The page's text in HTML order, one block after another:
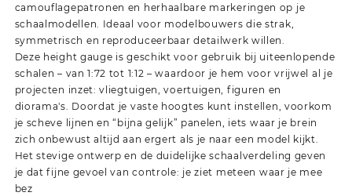
camouflagepatronen en herhaalbare markeringen op je
schaalmodellen. Ideaal voor modelbouwers die strak,
symmetrisch en reproduceerbaar detailwerk willen.
Deze height gauge is geschikt voor gebruik bij uiteenlopende
schalen – van 1:72 tot 1:12 – waardoor je hem voor vrijwel al je
projecten inzet: vliegtuigen, voertuigen, figuren en
diorama's. Doordat je vaste hoogtes kunt instellen, voorkom
je scheve lijnen en “bijna gelijk” panelen, iets waar je brein
zich onbewust altijd aan ergert als je naar een model kijkt.
Het stevige ontwerp en de duidelijke schaalverdeling geven
je dat fijne gevoel van controle: je ziet meteen waar je mee
bez